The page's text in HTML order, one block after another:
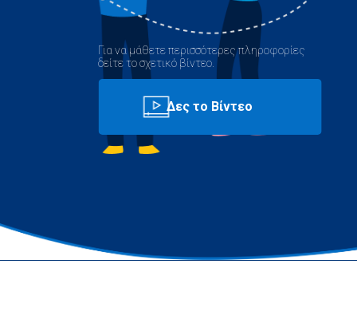
Για να μάθετε περισσότερες πληροφορίες
δείτε το σχετικό βίντεο.